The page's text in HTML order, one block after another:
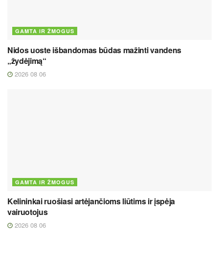
GAMTA IR ŽMOGUS
Nidos uoste išbandomas būdas mažinti vandens
„žydėjimą“
2026 08 06
GAMTA IR ŽMOGUS
Kelininkai ruošiasi artėjančioms liūtims ir įspėja
vairuotojus
2026 08 06